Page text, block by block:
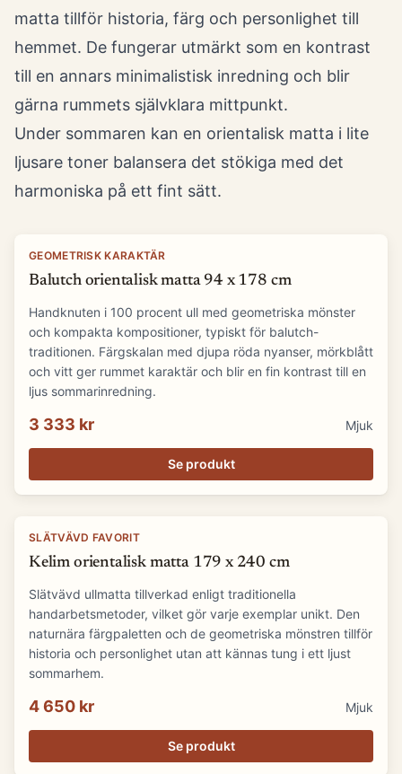
matta tillför historia, färg och personlighet till
hemmet. De fungerar utmärkt som en kontrast
till en annars minimalistisk inredning och blir
gärna rummets självklara mittpunkt.
Under sommaren kan en orientalisk matta i lite
ljusare toner balansera det stökiga med det
harmoniska på ett fint sätt.
GEOMETRISK KARAKTÄR
Balutch orientalisk matta 94 x 178 cm
Handknuten i 100 procent ull med geometriska mönster
och kompakta kompositioner, typiskt för balutch-
traditionen. Färgskalan med djupa röda nyanser, mörkblått
och vitt ger rummet karaktär och blir en fin kontrast till en
ljus sommarinredning.
3 333 kr Mjuk
Se produkt
SLÄTVÄVD FAVORIT
Kelim orientalisk matta 179 x 240 cm
Slätvävd ullmatta tillverkad enligt traditionella
handarbetsmetoder, vilket gör varje exemplar unikt. Den
naturnära färgpaletten och de geometriska mönstren tillför
historia och personlighet utan att kännas tung i ett ljust
sommarhem.
4 650 kr Mjuk
Se produkt